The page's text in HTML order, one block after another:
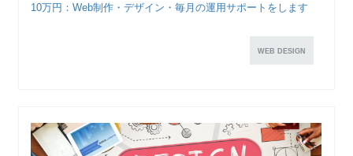
10万円：Web制作・デザイン・毎月の運用サポートをします
WEB DESIGN